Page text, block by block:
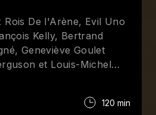
finishers de tous les
sur Apple et/ou
page Facebook desRois
Rois De l'Arène, Evil Uno
Kelly, Bertrand
Geneviève Goulet
et Louis-Michel
de la All Elite Wrestling
fin du mois de juillet, à
120 min